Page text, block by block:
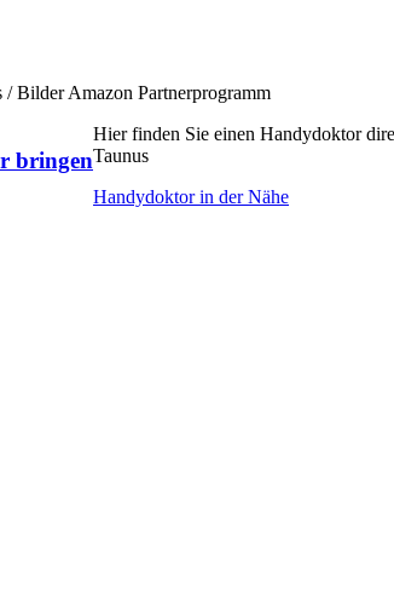
Bilder Amazon Partnerprogramm
bringen
Hier finden Sie einen Handydoktor
Taunus
Handydoktor in der Nähe